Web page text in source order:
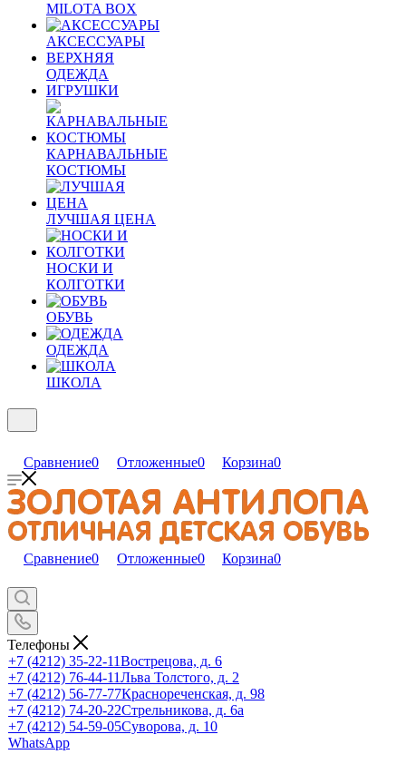
MILOTA BOX
АКСЕССУАРЫ
ВЕРХНЯЯ
ОДЕЖДА
ИГРУШКИ
КАРНАВАЛЬНЫЕ
КОСТЮМЫ
ЛУЧШАЯ ЦЕНА
НОСКИ И
КОЛГОТКИ
ОБУВЬ
ОДЕЖДА
ШКОЛА
Сравнение0 Отложенные0 Корзина0
Сравнение0 Отложенные0 Корзина0
Телефоны
+7 (4212) 35-22-11Вострецова, д. 6
+7 (4212) 76-44-11Льва Толстого, д. 2
+7 (4212) 56-77-77Краснореченская, д. 98
+7 (4212) 74-20-22Стрельникова, д. 6а
+7 (4212) 54-59-05Суворова, д. 10
WhatsApp